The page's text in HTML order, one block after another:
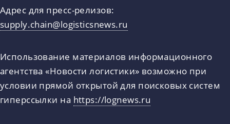
Адрес для пресс-релизов:
supply.chain@logisticsnews.ru
Использование материалов информационного
агентства «Новости логистики» возможно при
условии прямой открытой для поисковых систем
гиперссылки на https://lognews.ru